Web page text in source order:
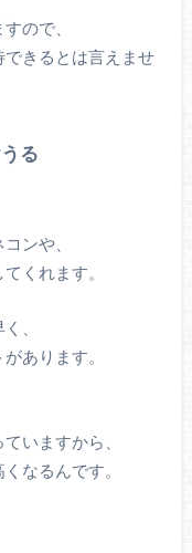
ので、
きるとは言えませ
る
ンや、
くれます。
、
あります。
いますから、
なるんです。